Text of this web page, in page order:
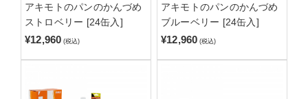
アキモトのパンのかんづめ
ストロベリー [24缶入]
¥12,960 (税込)
アキモトのパンのかんづめ
ブルーベリー [24缶入]
¥12,960 (税込)